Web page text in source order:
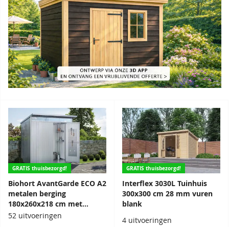
GRATIS thuisbezorgd!
Biohort AvantGarde ECO A2
metalen berging
180x260x218 cm met
dubbele deur
52 uitvoeringen
GRATIS thuisbezorgd!
Interflex 3030L Tuinhuis
300x300 cm 28 mm vuren
blank
4 uitvoeringen